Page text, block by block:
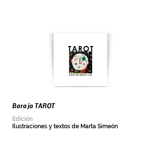
Baraja TAROT
Edición
Ilustraciones y textos de Marta Simeón